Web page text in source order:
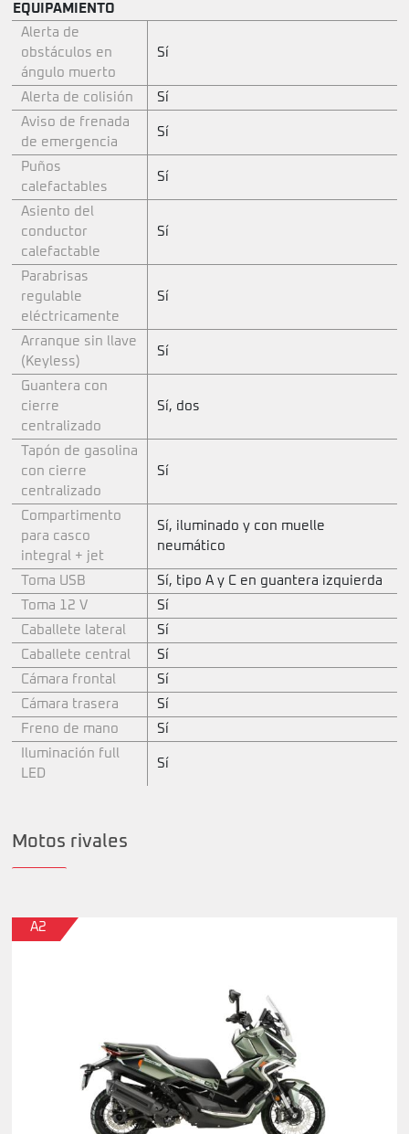
EQUIPAMIENTO
Alerta de
obstáculos en
ángulo muerto
Sí
Alerta de colisión
Sí
Aviso de frenada
de emergencia
Sí
Puños
calefactables
Sí
Asiento del
conductor
calefactable
Sí
Parabrisas
regulable
eléctricamente
Sí
Arranque sin llave
(Keyless)
Sí
Guantera con
cierre
centralizado
Sí, dos
Tapón de gasolina
con cierre
centralizado
Sí
Compartimento
para casco
integral + jet
Sí, iluminado y con muelle
neumático
Toma USB
Sí, tipo A y C en guantera izquierda
Toma 12 V
Sí
Caballete lateral
Sí
Caballete central
Sí
Cámara frontal
Sí
Cámara trasera
Sí
Freno de mano
Sí
Iluminación full
LED
Sí
Motos rivales
A2